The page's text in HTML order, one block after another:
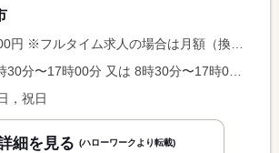
求人の場合は月額（換算額）、パート求人の場合は時間額を表示しています。
，祝日
細を見る (ハローワークより転載)